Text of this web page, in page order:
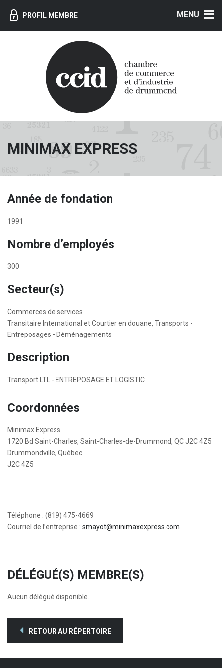
PROFIL MEMBRE
MINIMAX EXPRESS
Année de fondation
1991
Nombre d’employés
300
Secteur(s)
Commerces de services
Transitaire International et Courtier en douane, Transports -
Entreposages - Déménagements
Description
Transport LTL - ENTREPOSAGE ET LOGISTIC
Coordonnées
Minimax Express
1720 Bd Saint-Charles, Saint-Charles-de-Drummond, QC J2C 4Z5
Drummondville, Québec
J2C 4Z5
Téléphone : (819) 475-4669
Courriel de l’entreprise : smayot@minimaxexpress.com
DÉLÉGUÉ(S) MEMBRE(S)
Aucun délégué disponible.
RETOUR AU RÉPERTOIRE
MENU